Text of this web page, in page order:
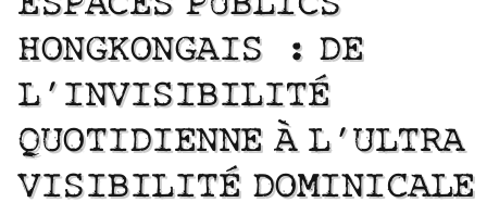
HONGKONGAIS : DE
L’INVISIBILITÉ
QUOTIDIENNE À L’ULTRA
VISIBILITÉ DOMINICALE